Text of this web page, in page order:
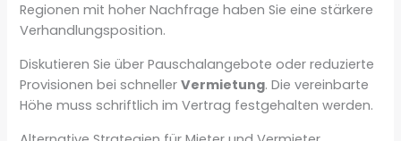
Regionen mit hoher Nachfrage haben Sie eine stärkere
Verhandlungsposition.
Diskutieren Sie über Pauschalangebote oder reduzierte
Provisionen bei schnellerVermietung. Die vereinbarte
Höhe muss schriftlich im Vertrag festgehalten werden.